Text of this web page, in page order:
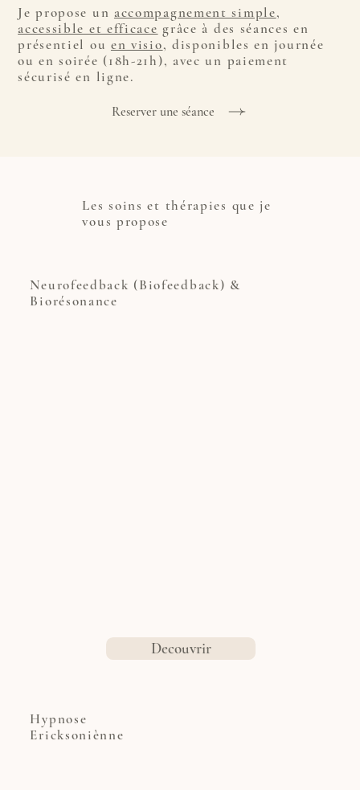
Je propose un accompagnement simple,
accessible et efficace grâce à des séances en
présentiel ou en visio, disponibles en journée
ou en soirée (18h-21h), avec un paiement
sécurisé en ligne.
Reserver une séance
Neurofeedback (Biofeedback) &
Biorésonance
Decouvrir
Hypnose
Ericksoniènne
Les soins et thérapies que je
vous propose